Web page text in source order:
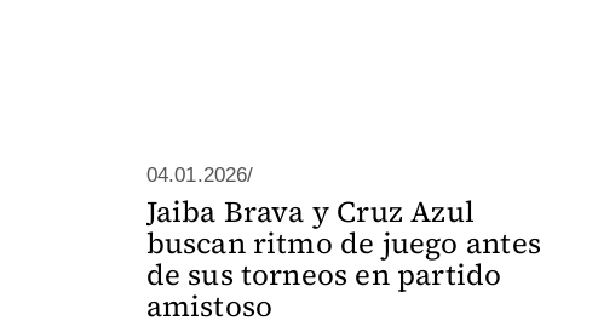
04.01.2026/
Jaiba Brava y Cruz Azul
buscan ritmo de juego antes
de sus torneos en partido
amistoso